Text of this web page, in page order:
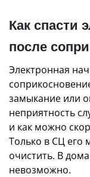
Как спасти
после
Электронная
замыкание или
неприятность
и как можно
Только в СЦ его
очистить. В
невозможно.